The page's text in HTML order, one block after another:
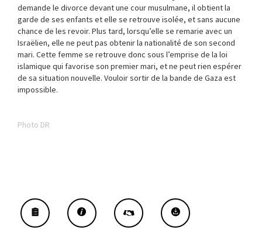
demande le divorce devant une cour musulmane, il obtient la
garde de ses enfants et elle se retrouve isolée, et sans aucune
chance de les revoir. Plus tard, lorsqu’elle se remarie avec un
Israëlien, elle ne peut pas obtenir la nationalité de son second
mari. Cette femme se retrouve donc sous l’emprise de la loi
islamique qui favorise son premier mari, et ne peut rien espérer
de sa situation nouvelle. Vouloir sortir de la bande de Gaza est
impossible.
Photo DR